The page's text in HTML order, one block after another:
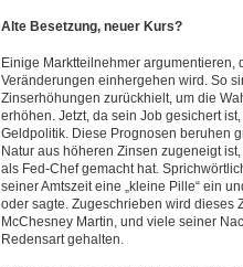
Alte Besetzung, neuer Kurs?
Einige Marktteilnehmer
Veränderungen einhergehen wird. So
Zinserhöhungen zurückhielt, um die
erhöhen. Jetzt, da sein Job gesichert
Geldpolitik. Diese Prognosen beruhen
Natur aus höheren Zinsen zugeneigt
als Fed-Chef gemacht hat.
seiner Amtszeit eine „kleine Pille“ ein
oder sagte. Zugeschrieben wird dieses
McChesney Martin, und viele seiner
Redensart gehalten.